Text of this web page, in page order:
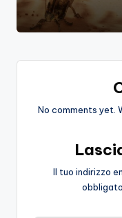
No comments yet.
Il tuo indirizzo